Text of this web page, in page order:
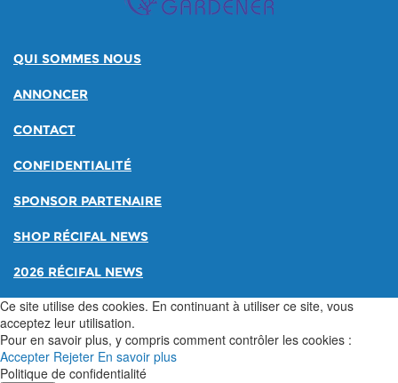
QUI SOMMES NOUS
ANNONCER
CONTACT
CONFIDENTIALITÉ
SPONSOR PARTENAIRE
SHOP RÉCIFAL NEWS
2026 RÉCIFAL NEWS
Ce site utilise des cookies. En continuant à utiliser ce site, vous
acceptez leur utilisation.
Pour en savoir plus, y compris comment contrôler les cookies :
Accepter Rejeter En savoir plus
Politique de confidentialité